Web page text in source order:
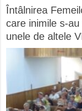
Întâlnirea
care inimile s-
unele de altele